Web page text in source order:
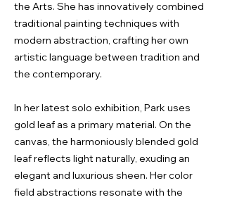
the Arts. She has innovatively combined
traditional painting techniques with
modern abstraction, crafting her own
artistic language between tradition and
the contemporary.
In her latest solo exhibition, Park uses
gold leaf as a primary material. On the
canvas, the harmoniously blended gold
leaf reflects light naturally, exuding an
elegant and luxurious sheen. Her color
field abstractions resonate with the